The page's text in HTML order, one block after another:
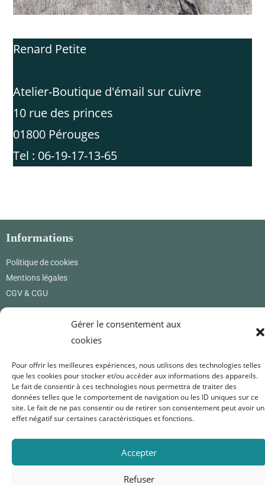
Gérer le consentement aux
cookies
Pour offrir les meilleures expériences, nous utilisons des technologies telles
que les cookies pour stocker et/ou accéder aux informations des appareils.
Le fait de consentir à ces technologies nous permettra de traiter des
données telles que le comportement de navigation ou les ID uniques sur ce
site. Le fait de ne pas consentir ou de retirer son consentement peut avoir un
effet négatif sur certaines caractéristiques et fonctions.
Accepter
Refuser
Renard Petite
Atelier-Boutique d'émail sur cuivre
10 rue des princes
01800 Pérouges
Tel : 06-19-17-13-65
Informations
Politique de cookies
Mentions légales
CGV & CGU
Où nous trouver
01800 Pérouges
France
0619171365
renardpetite@gmail.com
Nous suivre